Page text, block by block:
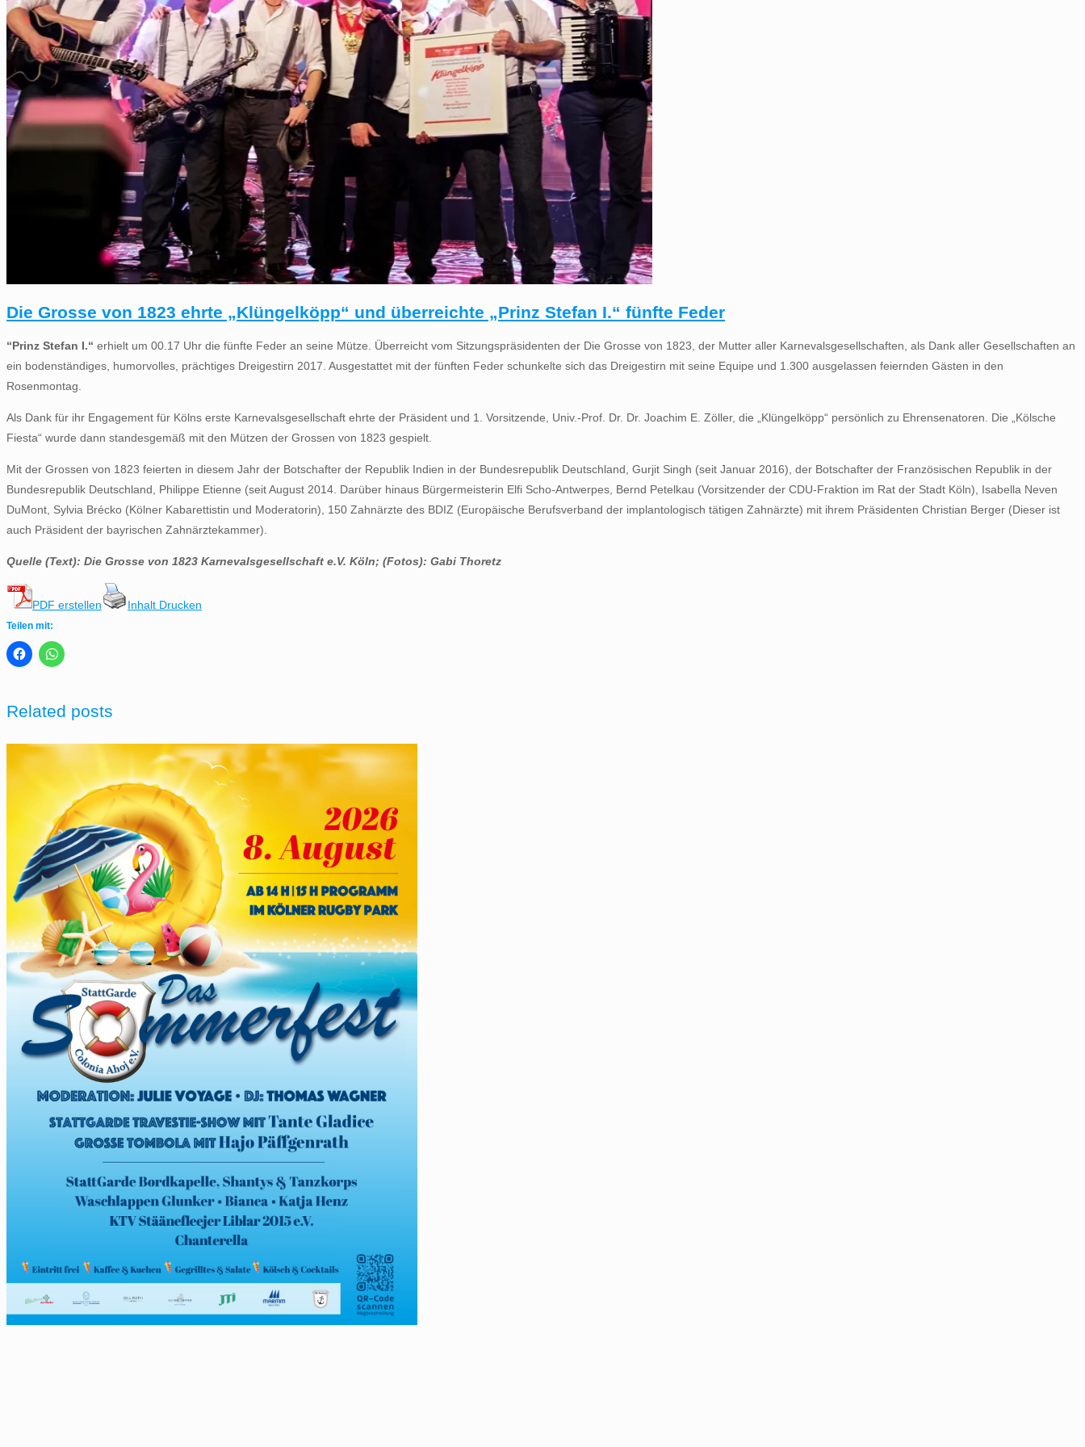
Die Grosse von 1823 ehrte „Klüngelköpp“ und überreichte „Prinz Stefan I.“ fünfte Feder
“Prinz Stefan I.“ erhielt um 00.17 Uhr die fünfte Feder an seine Mütze. Überreicht vom Sitzungspräsidenten der Die Grosse von 1823, der Mutter aller Karnevalsgesellschaften, als Dank aller Gesellschaften an
ein bodenständiges, humorvolles, prächtiges Dreigestirn 2017. Ausgestattet mit der fünften Feder schunkelte sich das Dreigestirn mit seine Equipe und 1.300 ausgelassen feiernden Gästen in den
Rosenmontag.
Als Dank für ihr Engagement für Kölns erste Karnevalsgesellschaft ehrte der Präsident und 1. Vorsitzende, Univ.-Prof. Dr. Dr. Joachim E. Zöller, die „Klüngelköpp“ persönlich zu Ehrensenatoren. Die „Kölsche
Fiesta“ wurde dann standesgemäß mit den Mützen der Grossen von 1823 gespielt.
Mit der Grossen von 1823 feierten in diesem Jahr der Botschafter der Republik Indien in der Bundesrepublik Deutschland, Gurjit Singh (seit Januar 2016), der Botschafter der Französischen Republik in der
Bundesrepublik Deutschland, Philippe Etienne (seit August 2014. Darüber hinaus Bürgermeisterin Elfi Scho-Antwerpes, Bernd Petelkau (Vorsitzender der CDU-Fraktion im Rat der Stadt Köln), Isabella Neven
DuMont, Sylvia Brécko (Kölner Kabarettistin und Moderatorin), 150 Zahnärzte des BDIZ (Europäische Berufsverband der implantologisch tätigen Zahnärzte) mit ihrem Präsidenten Christian Berger (Dieser ist
auch Präsident der bayrischen Zahnärztekammer).
Quelle (Text): Die Grosse von 1823 Karnevalsgesellschaft e.V. Köln; (Fotos): Gabi Thoretz
PDF erstellen Inhalt Drucken
Teilen mit:
Related posts